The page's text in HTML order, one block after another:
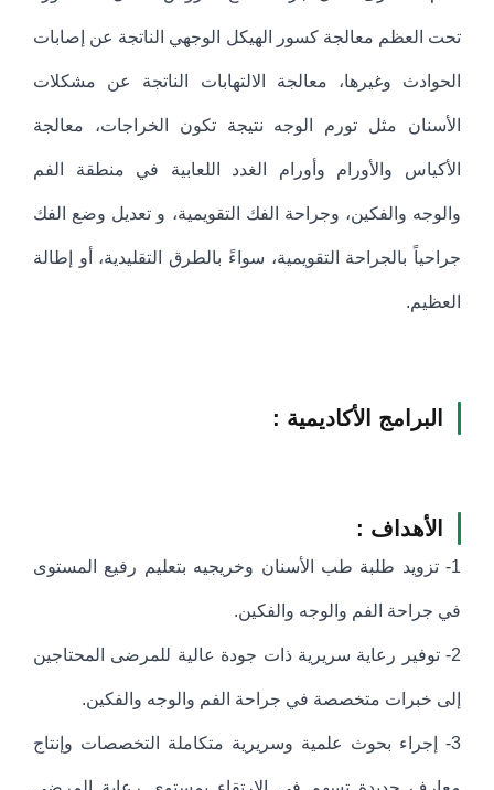
تحت العظم معالجة كسور الهيكل الوجهي الناتجة عن إصابات
الحوادث وغيرها، معالجة الالتهابات الناتجة عن مشكلات
الأسنان مثل تورم الوجه نتيجة تكون الخراجات، معالجة
الأكياس والأورام وأورام الغدد اللعابية في منطقة الفم
والوجه والفكين، وجراحة الفك التقويمية، و تعديل وضع الفك
جراحياً بالجراحة التقويمية، سواءً بالطرق التقليدية، أو إطالة
العظيم.
البرامج الأكاديمية :
الأهداف :
1- تزويد طلبة طب الأسنان وخريجيه بتعليم رفيع المستوى
في جراحة الفم والوجه والفكين.
2- توفير رعاية سريرية ذات جودة عالية للمرضى المحتاجين
إلى خبرات متخصصة في جراحة الفم والوجه والفكين.
3- إجراء بحوث علمية وسريرية متكاملة التخصصات وإنتاج